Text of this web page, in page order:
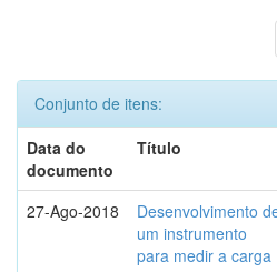
Conjunto de itens:
Data do
documento
Título
27-Ago-2018
Desenvolvimento
um instrumento
para medir a carga